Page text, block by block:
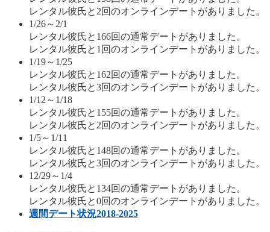
レンタル彼氏と2回のオンラインデートがありました。
1/26～2/1
レンタル彼氏と166回の通常デートがありました。
レンタル彼氏と1回のオンラインデートがありました。
1/19～1/25
レンタル彼氏と162回の通常デートがありました。
レンタル彼氏と3回のオンラインデートがありました。
1/12～1/18
レンタル彼氏と155回の通常デートがありました。
レンタル彼氏と2回のオンラインデートがありました。
1/5～1/11
レンタル彼氏と148回の通常デートがありました。
レンタル彼氏と3回のオンラインデートがありました。
12/29～1/4
レンタル彼氏と134回の通常デートがありました。
レンタル彼氏と0回のオンラインデートがありました。
週間デート状況2018-2025